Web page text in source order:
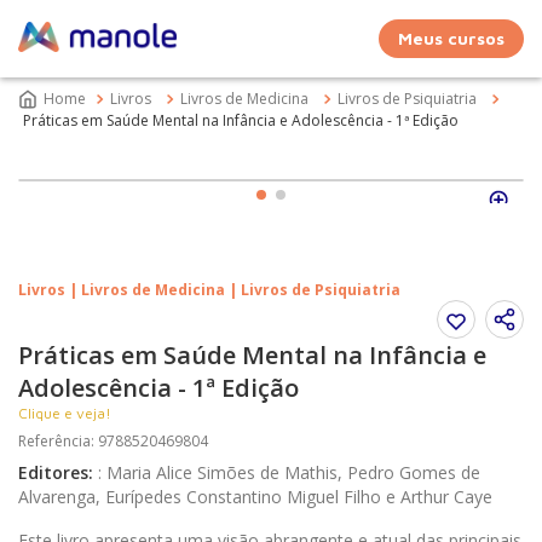
Meus cursos
Livros Livros de Medicina
Livros de Psiquiatria
Práticas em Saúde Mental na Infância e Adolescência - 1ª Edição
Livros | Livros de Medicina | Livros de Psiquiatria
Práticas em Saúde Mental na Infância e
Adolescência - 1ª Edição
Clique e veja!
Referência: 9788520469804
Editores: : Maria Alice Simões de Mathis, Pedro Gomes de
Alvarenga, Eurípedes Constantino Miguel Filho e Arthur Caye